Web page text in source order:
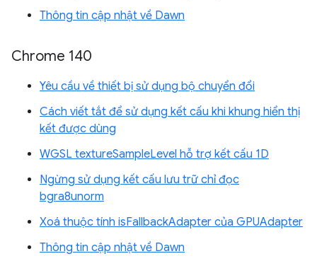
Thông tin cập nhật về Dawn
Chrome 140
Yêu cầu về thiết bị sử dụng bộ chuyển đổi
Cách viết tắt để sử dụng kết cấu khi khung hiển thị
kết được dùng
WGSL textureSampleLevel hỗ trợ kết cấu 1D
Ngừng sử dụng kết cấu lưu trữ chỉ đọc
bgra8unorm
Xoá thuộc tính isFallbackAdapter của GPUAdapter
Thông tin cập nhật về Dawn